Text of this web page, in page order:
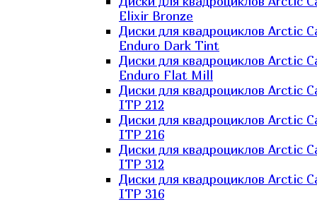
Elixir Bronze
Диски для квадроциклов Arctic
Enduro Dark Tint
Диски для квадроциклов Arctic
Enduro Flat Mill
Диски для квадроциклов Arctic
ITP 212
Диски для квадроциклов Arctic
ITP 216
Диски для квадроциклов Arctic
ITP 312
Диски для квадроциклов Arctic
ITP 316